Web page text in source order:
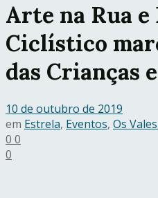
Arte na Rua e
Ciclístico
das Crianças
10 de outubro de 2019
em Estrela, Eventos, Os
0 0
0